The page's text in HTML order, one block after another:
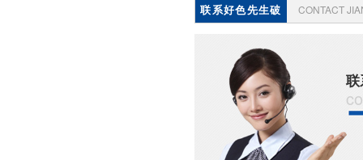
联系好色先生破
CONTACT